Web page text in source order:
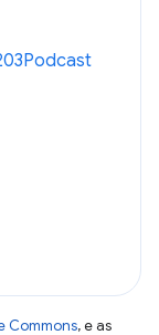
Commons, e as